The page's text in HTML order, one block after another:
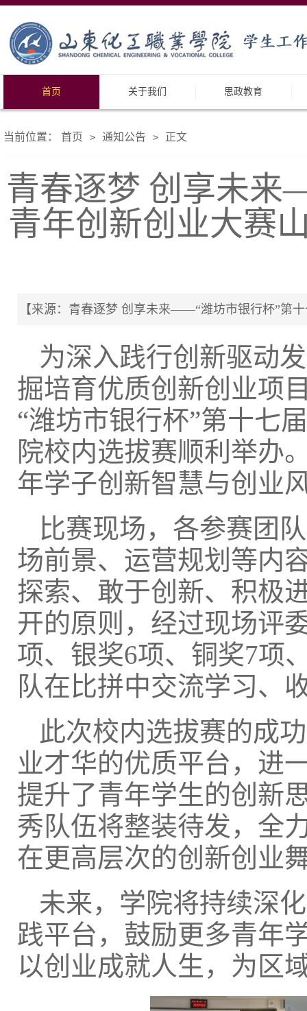
首页 关于我们 思政教育
当前位置： 首页 > 通知公告 > 正文
青春逐梦 创享未来
青年创新创业大赛
【来源：青春逐梦 创享未来——“潍坊市银行杯”第
为深入践行创新驱动
掘培育优质创新创业项
“潍坊市银行杯”第十七
院校内选拔赛顺利举办
年学子创新智慧与创业
比赛现场，各参赛团
场前景、运营规划等内
探索、敢于创新、积极
开的原则，经过现场评
项、银奖6项、铜奖7项
队在比拼中交流学习、
此次校内选拔赛的成
业才华的优质平台，进
提升了青年学生的创新
秀队伍将整装待发，全
在更高层次的创新创业
未来，学院将持续深
践平台，鼓励更多青年
以创业成就人生，为区